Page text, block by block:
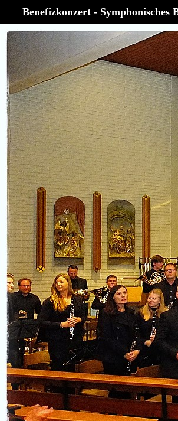
Benefizkonzert - Symphonisches